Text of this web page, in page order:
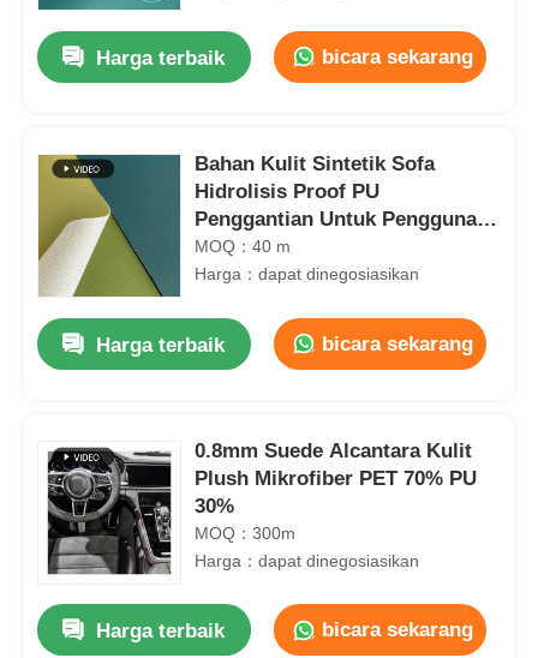
Harga terbaik bicara sekarang
Bahan Kulit Sintetik Sofa
Hidrolisis Proof PU
Penggantian Untuk Penggunaan
Luar Ruangan
MOQ：40 m
Harga：dapat dinegosiasikan
Harga terbaik bicara sekarang
0.8mm Suede Alcantara Kulit
Plush Mikrofiber PET 70% PU
30%
MOQ：300m
Harga：dapat dinegosiasikan
Harga terbaik bicara sekarang